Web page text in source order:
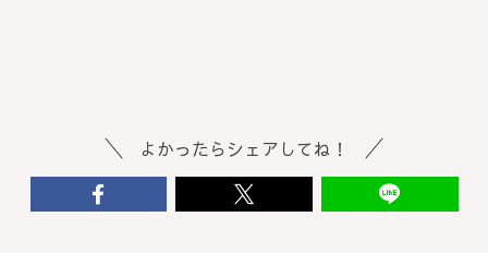
よかったらシェアしてね！